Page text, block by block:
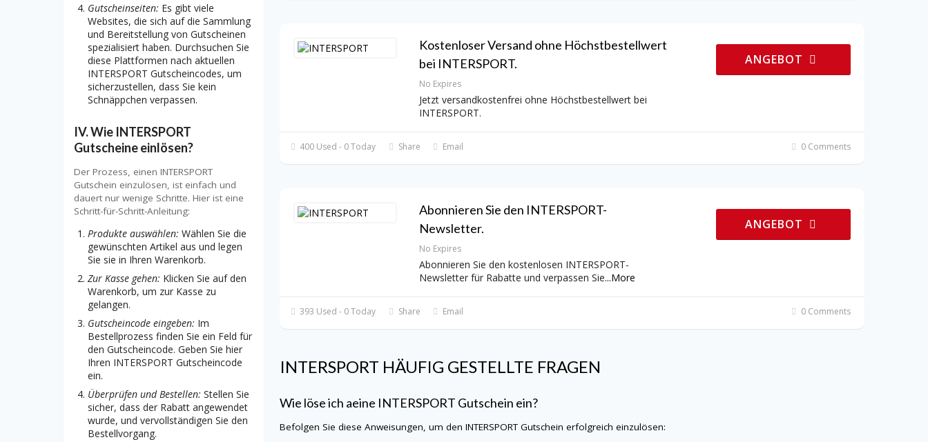
Kostenloser Versand ohne Höchstbestellwert
bei INTERSPORT.
No Expires
Jetzt versandkostenfrei ohne Höchstbestellwert bei
INTERSPORT.
ANGEBOT
400 Used - 0 Today Share Email 0 Comments
Abonnieren Sie den INTERSPORT-
Newsletter.
No Expires
Abonnieren Sie den kostenlosen INTERSPORT-
Newsletter für Rabatte und verpassen Sie...More
ANGEBOT
393 Used - 0 Today Share Email 0 Comments
INTERSPORT HÄUFIG GESTELLTE FRAGEN
Wie löse ich aeine INTERSPORT Gutschein ein?
Befolgen Sie diese Anweisungen, um denINTERSPORTGutschein erfolgreich einzulösen:
Gutscheinseiten: Es gibt viele
Websites, die sich auf die Sammlung
und Bereitstellung von Gutscheinen
spezialisiert haben. Durchsuchen Sie
diese Plattformen nach aktuellen
INTERSPORT Gutscheincodes, um
sicherzustellen, dass Sie kein
Schnäppchen verpassen.
IV. Wie INTERSPORT
Gutscheine einlösen?
Der Prozess, einen INTERSPORT
Gutschein einzulösen, ist einfach und
dauert nur wenige Schritte. Hier ist eine
Schritt-für-Schritt-Anleitung:
Produkte auswählen: Wählen Sie die
gewünschten Artikel aus und legen
Sie sie in Ihren Warenkorb.
Zur Kasse gehen: Klicken Sie auf den
Warenkorb, um zur Kasse zu
gelangen.
Gutscheincode eingeben: Im
Bestellprozess finden Sie ein Feld für
den Gutscheincode. Geben Sie hier
Ihren INTERSPORT Gutscheincode
ein.
Überprüfen und Bestellen: Stellen Sie
sicher, dass der Rabatt angewendet
wurde, und vervollständigen Sie den
Bestellvorgang.